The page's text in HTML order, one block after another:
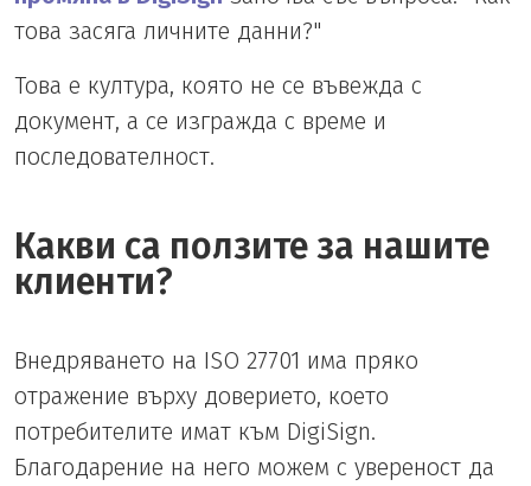
това засяга личните данни?"
Това е култура, която не се въвежда с
документ, а се изгражда с време и
последователност.
Какви са ползите за нашите
клиенти?
Внедряването на ISO 27701 има пряко
отражение върху доверието, което
потребителите имат към DigiSign.
Благодарение на него можем с увереност да